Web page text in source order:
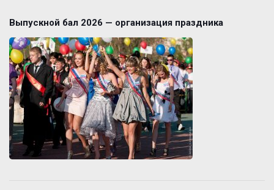
Выпускной бал 2026 — организация праздника